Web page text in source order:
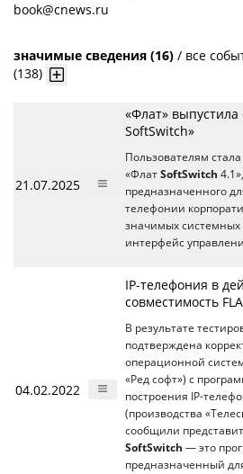
book@cnews.ru
значимые сведения (16) / все
(138)
21.07.2025
«Флат»
SoftSwitch»
Пользователям
«Флат SoftSwitch
предназначенного
телефонии
значимых
интерфейс
04.02.2022
IP-телефония в
совместимость
В результате
подтверждена
операционной
«Ред софт») с
построения IP-
(производства
сообщили
SoftSwitch — это
предназначенный